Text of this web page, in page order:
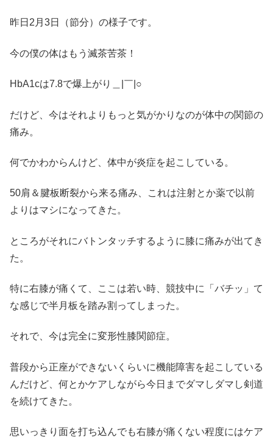
昨日2月3日（節分）の様子です。
今の僕の体はもう滅茶苦茶！
HbA1cは7.8で爆上がり＿|￣|○
だけど、今はそれよりもっと気がかりなのが体中の関節の
痛み。
何でかわからんけど、体中が炎症を起こしている。
50肩＆腱板断裂から来る痛み、これは注射とか薬で以前
よりはマシになってきた。
ところがそれにバトンタッチするように膝に痛みが出てき
た。
特に右膝が痛くて、ここは若い時、競技中に「バチッ」て
な感じで半月板を踏み割ってしまった。
それで、今は完全に変形性膝関節症。
普段から正座ができないくらいに機能障害を起こしている
んだけど、何とかケアしながら今日までダマしダマし剣道
を続けてきた。
思いっきり面を打ち込んでも右膝が痛くない程度にはケア